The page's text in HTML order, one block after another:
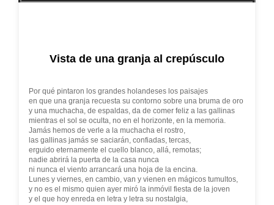
Vista de una granja al crepúsculo
Por qué pintaron los grandes holandeses los paisajes
en que una granja recuesta su contorno sobre una bruma de oro
y una muchacha, de espaldas, da de comer feliz a las gallinas
mientras el sol se oculta, no en el horizonte, en la memoria.
Jamás hemos de verle a la muchacha el rostro,
las gallinas jamás se saciarán, confiadas, tercas,
erguido eternamente el cuello blanco, allá, remotas;
nadie abrirá la puerta de la casa nunca
ni nunca el viento arrancará una hoja de la encina.
Lunes y viernes, en cambio, van y vienen en mágicos tumultos,
y no es el mismo quien ayer miró la inmóvil fiesta de la joven
y el que hoy enreda en letra y letra su nostalgia,